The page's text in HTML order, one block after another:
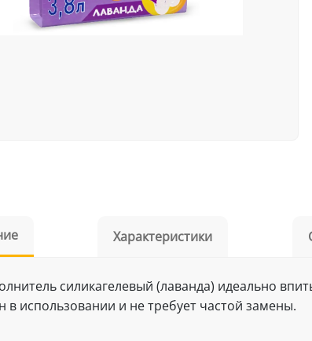
Характеристики
силикагелевый (лаванда) идеально
в использовании и не требует частой замены.